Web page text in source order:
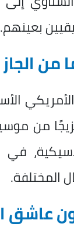
بعينهم.
من
المختلفة.
عاشق